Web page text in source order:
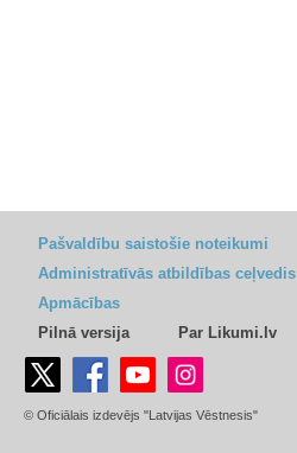
Pašvaldību saistošie noteikumi
Administratīvās atbildības ceļvedis
Apmācības
Pilnā versija
Par Likumi.lv
© Oficiālais izdevējs "Latvijas Vēstnesis"